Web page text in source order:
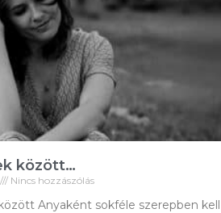
között…
Nincs hozzászólás
Anyaként sokféle szerepben kell